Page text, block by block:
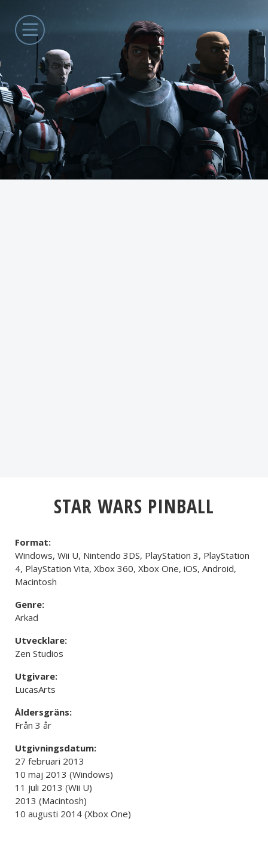
STAR WARS PINBALL
Format:
Windows, Wii U, Nintendo 3DS, PlayStation 3, PlayStation
4, PlayStation Vita, Xbox 360, Xbox One, iOS, Android,
Macintosh
Genre:
Arkad
Utvecklare:
Zen Studios
Utgivare:
LucasArts
Åldersgräns:
Från 3 år
Utgivningsdatum:
27 februari 2013
10 maj 2013 (Windows)
11 juli 2013 (Wii U)
2013 (Macintosh)
10 augusti 2014 (Xbox One)